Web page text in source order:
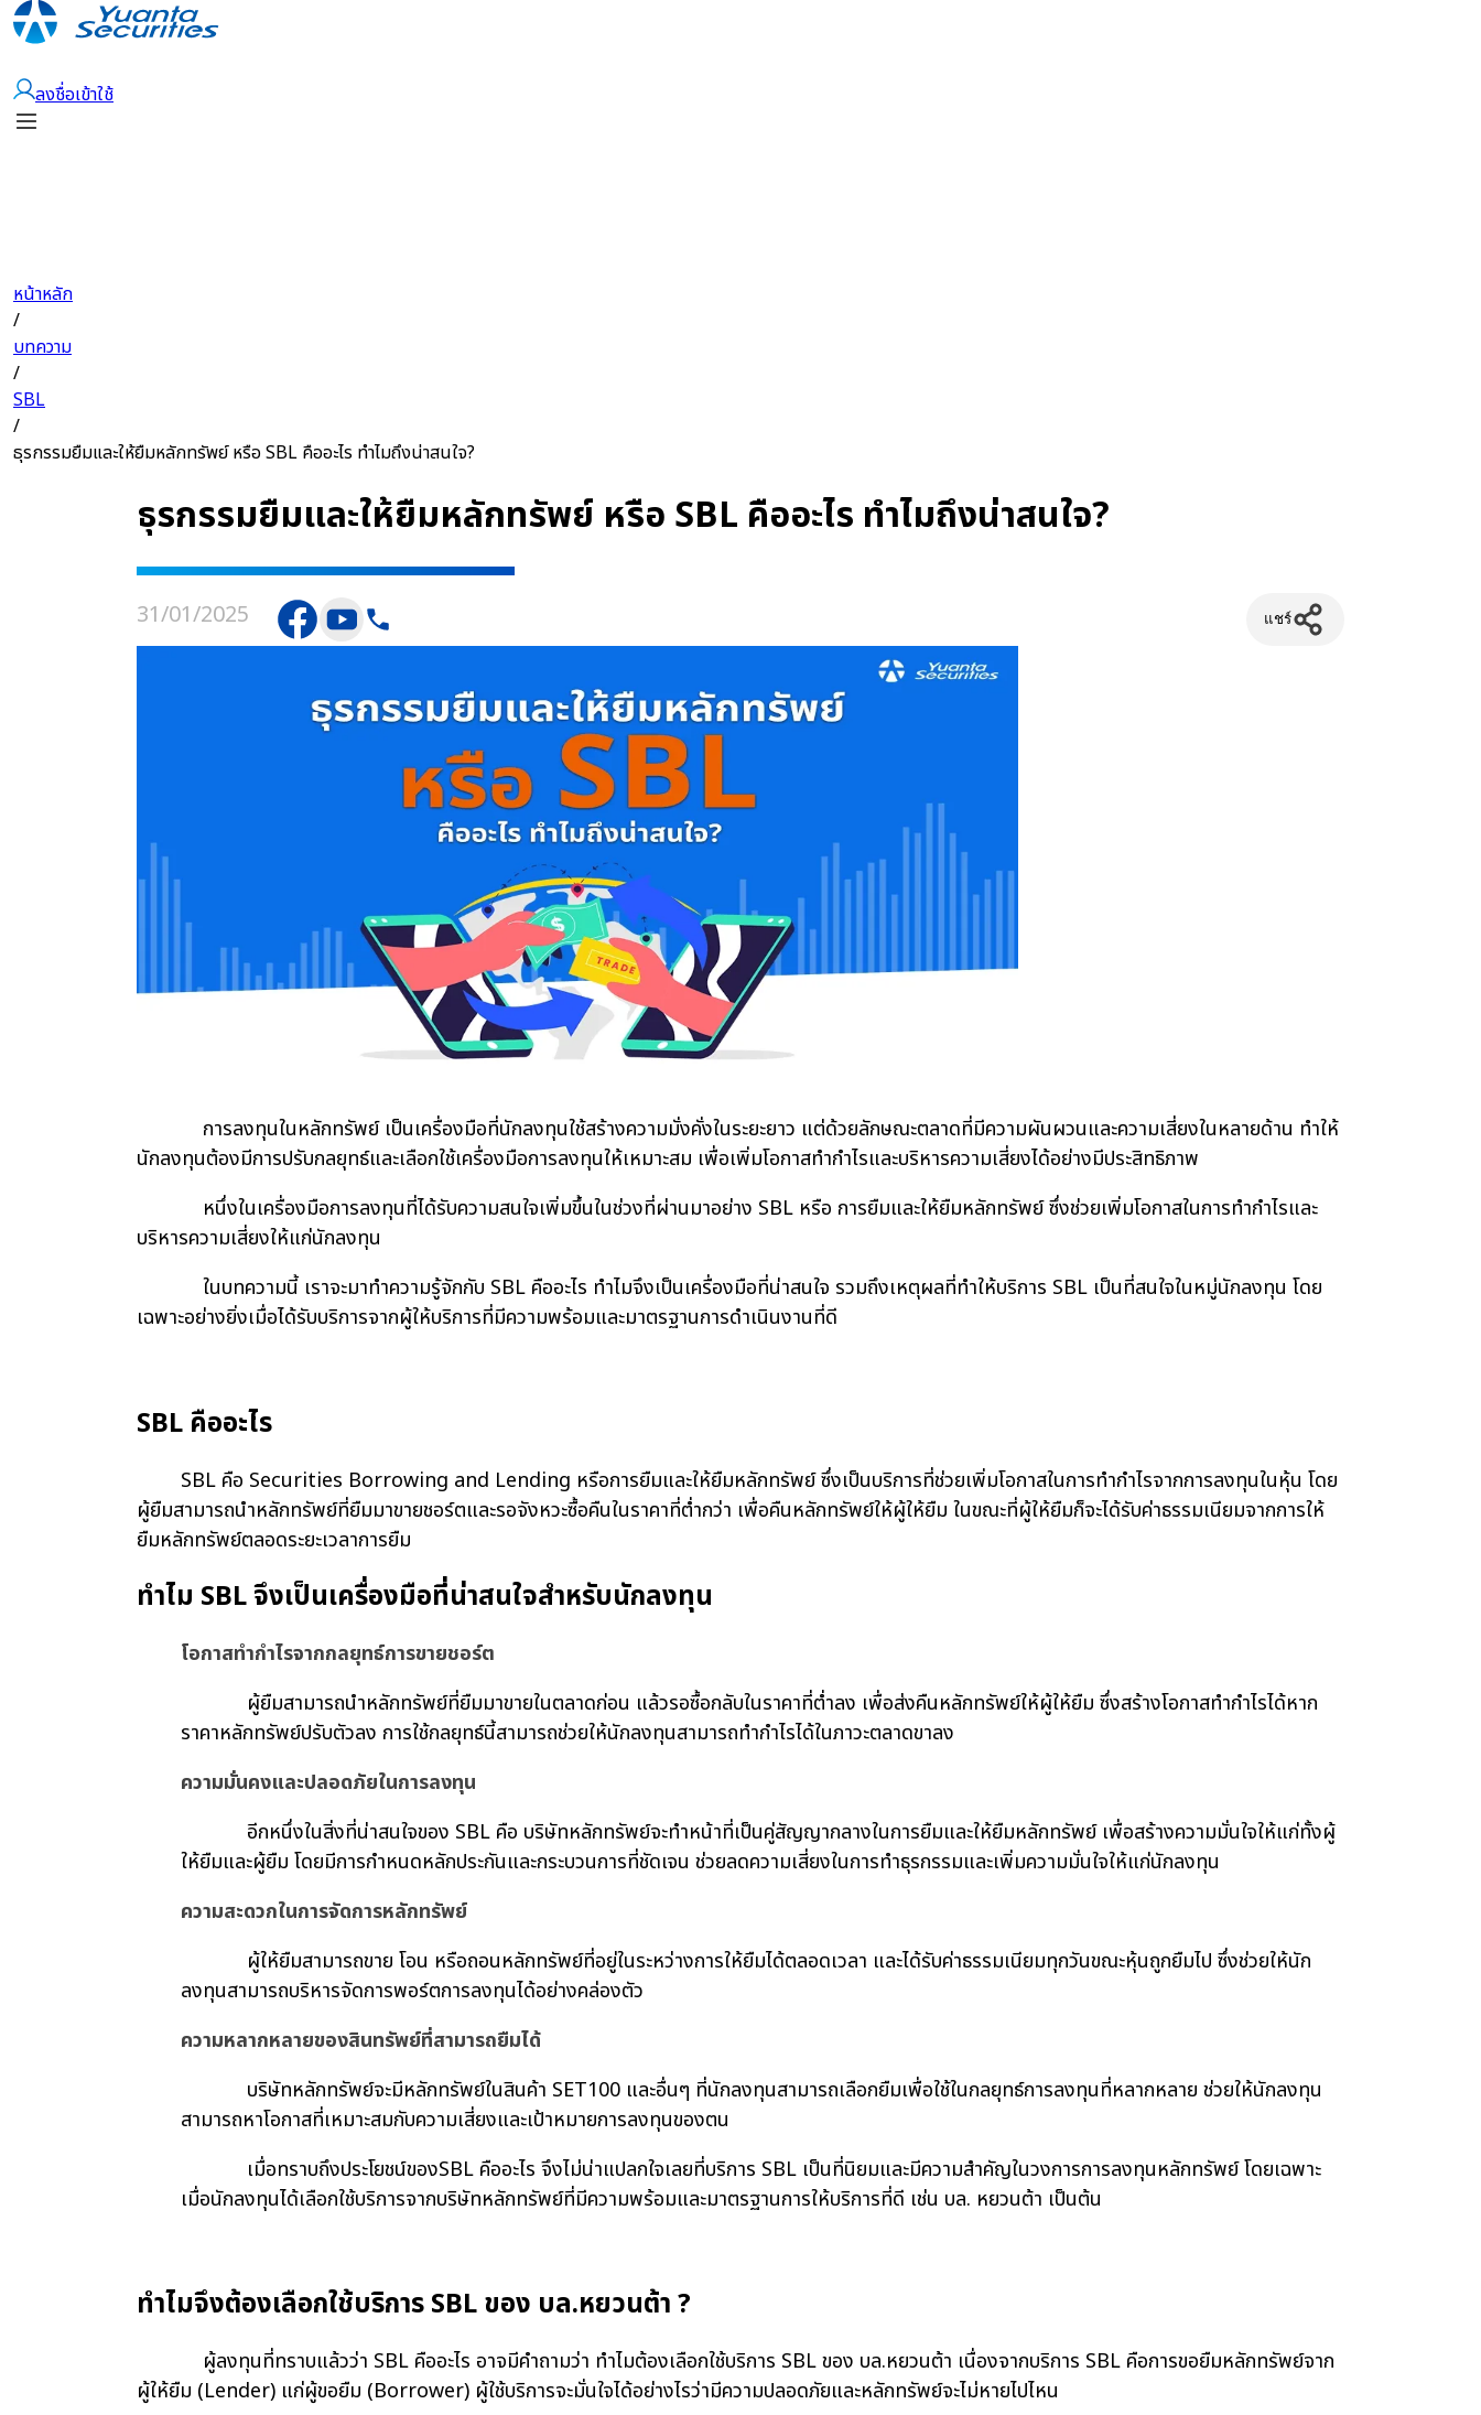
ลงชื่อเข้าใช้
หน้าหลัก
/
บทความ
/
SBL
/
ธุรกรรมยืมและให้ยืมหลักทรัพย์ หรือ SBL คืออะไร ทำไมถึงน่าสนใจ?
ธุรกรรมยืมและให้ยืมหลักทรัพย์ หรือ SBL คืออะไร ทำไมถึงน่าสนใจ?
31/01/2025 แชร์
การลงทุนในหลักทรัพย์ เป็นเครื่องมือที่นักลงทุนใช้สร้างความมั่งคั่งในระยะยาว แต่ด้วยลักษณะตลาดที่มีความผันผวนและความเสี่ยงในหลายด้าน ทำให้
นักลงทุนต้องมีการปรับกลยุทธ์และเลือกใช้เครื่องมือการลงทุนให้เหมาะสม เพื่อเพิ่มโอกาสทำกำไรและบริหารความเสี่ยงได้อย่างมีประสิทธิภาพ
หนึ่งในเครื่องมือการลงทุนที่ได้รับความสนใจเพิ่มขึ้นในช่วงที่ผ่านมาอย่าง SBL หรือ การยืมและให้ยืมหลักทรัพย์ ซึ่งช่วยเพิ่มโอกาสในการทำกำไรและ
บริหารความเสี่ยงให้แก่นักลงทุน
ในบทความนี้ เราจะมาทำความรู้จักกับ SBL คืออะไร ทำไมจึงเป็นเครื่องมือที่น่าสนใจ รวมถึงเหตุผลที่ทำให้บริการ SBL เป็นที่สนใจในหมู่นักลงทุน โดย
เฉพาะอย่างยิ่งเมื่อได้รับบริการจากผู้ให้บริการที่มีความพร้อมและมาตรฐานการดำเนินงานที่ดี
SBL คืออะไร
SBL คือ Securities Borrowing and Lending หรือการยืมและให้ยืมหลักทรัพย์ ซึ่งเป็นบริการที่ช่วยเพิ่มโอกาสในการทำกำไรจากการลงทุนในหุ้น โดย
ผู้ยืมสามารถนำหลักทรัพย์ที่ยืมมาขายชอร์ตและรอจังหวะซื้อคืนในราคาที่ต่ำกว่า เพื่อคืนหลักทรัพย์ให้ผู้ให้ยืม ในขณะที่ผู้ให้ยืมก็จะได้รับค่าธรรมเนียมจากการให้
ยืมหลักทรัพย์ตลอดระยะเวลาการยืม
ทำไม SBL จึงเป็นเครื่องมือที่น่าสนใจสำหรับนักลงทุน
โอกาสทำกำไรจากกลยุทธ์การขายชอร์ต
ผู้ยืมสามารถนำหลักทรัพย์ที่ยืมมาขายในตลาดก่อน แล้วรอซื้อกลับในราคาที่ต่ำลง เพื่อส่งคืนหลักทรัพย์ให้ผู้ให้ยืม ซึ่งสร้างโอกาสทำกำไรได้หาก
ราคาหลักทรัพย์ปรับตัวลง การใช้กลยุทธ์นี้สามารถช่วยให้นักลงทุนสามารถทำกำไรได้ในภาวะตลาดขาลง
ความมั่นคงและปลอดภัยในการลงทุน
อีกหนึ่งในสิ่งที่น่าสนใจของ SBL คือ บริษัทหลักทรัพย์จะทำหน้าที่เป็นคู่สัญญากลางในการยืมและให้ยืมหลักทรัพย์ เพื่อสร้างความมั่นใจให้แก่ทั้งผู้
ให้ยืมและผู้ยืม โดยมีการกำหนดหลักประกันและกระบวนการที่ชัดเจน ช่วยลดความเสี่ยงในการทำธุรกรรมและเพิ่มความมั่นใจให้แก่นักลงทุน
ความสะดวกในการจัดการหลักทรัพย์
ผู้ให้ยืมสามารถขาย โอน หรือถอนหลักทรัพย์ที่อยู่ในระหว่างการให้ยืมได้ตลอดเวลา และได้รับค่าธรรมเนียมทุกวันขณะหุ้นถูกยืมไป ซึ่งช่วยให้นัก
ลงทุนสามารถบริหารจัดการพอร์ตการลงทุนได้อย่างคล่องตัว
ความหลากหลายของสินทรัพย์ที่สามารถยืมได้
บริษัทหลักทรัพย์จะมีหลักทรัพย์ในสินค้า SET100 และอื่นๆ ที่นักลงทุนสามารถเลือกยืมเพื่อใช้ในกลยุทธ์การลงทุนที่หลากหลาย ช่วยให้นักลงทุน
สามารถหาโอกาสที่เหมาะสมกับความเสี่ยงและเป้าหมายการลงทุนของตน
เมื่อทราบถึงประโยชน์ของSBL คืออะไร จึงไม่น่าแปลกใจเลยที่บริการ SBL เป็นที่นิยมและมีความสำคัญในวงการการลงทุนหลักทรัพย์ โดยเฉพาะ
เมื่อนักลงทุนได้เลือกใช้บริการจากบริษัทหลักทรัพย์ที่มีความพร้อมและมาตรฐานการให้บริการที่ดี เช่น บล. หยวนต้า เป็นต้น
ทำไมจึงต้องเลือกใช้บริการ SBL ของ บล.หยวนต้า ?
ผู้ลงทุนที่ทราบแล้วว่า SBL คืออะไร อาจมีคำถามว่า ทำไมต้องเลือกใช้บริการ SBL ของ บล.หยวนต้า เนื่องจากบริการ SBL คือการขอยืมหลักทรัพย์จาก
ผู้ให้ยืม (Lender) แก่ผู้ขอยืม (Borrower) ผู้ใช้บริการจะมั่นใจได้อย่างไรว่ามีความปลอดภัยและหลักทรัพย์จะไม่หายไปไหน